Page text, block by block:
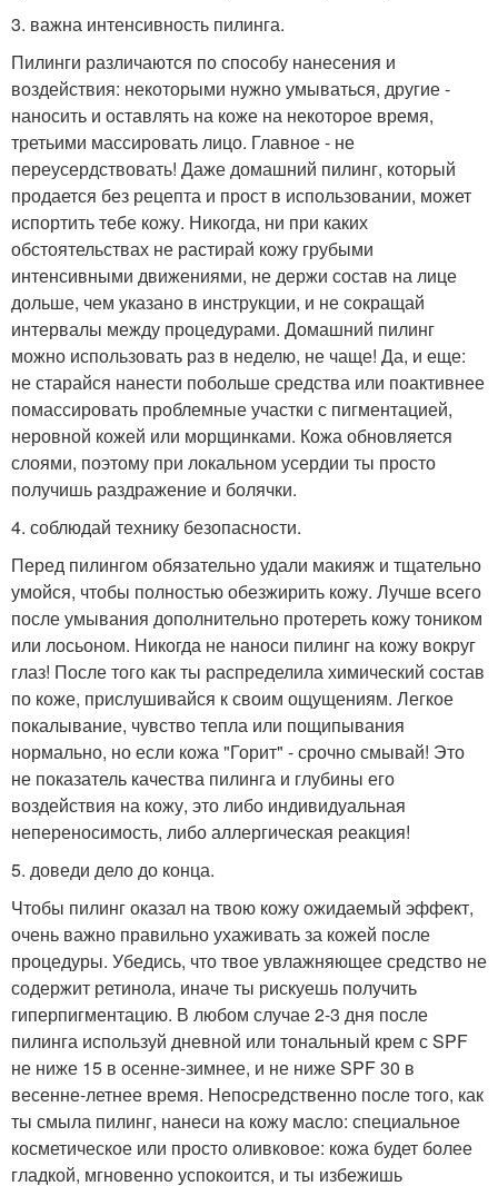
3. важна интенсивность пилинга.
Пилинги различаются по способу нанесения и
воздействия: некоторыми нужно умываться, другие -
наносить и оставлять на коже на некоторое время,
третьими массировать лицо. Главное - не
переусердствовать! Даже домашний пилинг, который
продается без рецепта и прост в использовании, может
испортить тебе кожу. Никогда, ни при каких
обстоятельствах не растирай кожу грубыми
интенсивными движениями, не держи состав на лице
дольше, чем указано в инструкции, и не сокращай
интервалы между процедурами. Домашний пилинг
можно использовать раз в неделю, не чаще! Да, и еще:
не старайся нанести побольше средства или поактивнее
помассировать проблемные участки с пигментацией,
неровной кожей или морщинками. Кожа обновляется
слоями, поэтому при локальном усердии ты просто
получишь раздражение и болячки.
4. соблюдай технику безопасности.
Перед пилингом обязательно удали макияж и тщательно
умойся, чтобы полностью обезжирить кожу. Лучше всего
после умывания дополнительно протереть кожу тоником
или лосьоном. Никогда не наноси пилинг на кожу вокруг
глаз! После того как ты распределила химический состав
по коже, прислушивайся к своим ощущениям. Легкое
покалывание, чувство тепла или пощипывания
нормально, но если кожа "Горит" - срочно смывай! Это
не показатель качества пилинга и глубины его
воздействия на кожу, это либо индивидуальная
непереносимость, либо аллергическая реакция!
5. доведи дело до конца.
Чтобы пилинг оказал на твою кожу ожидаемый эффект,
очень важно правильно ухаживать за кожей после
процедуры. Убедись, что твое увлажняющее средство не
содержит ретинола, иначе ты рискуешь получить
гиперпигментацию. В любом случае 2-3 дня после
пилинга используй дневной или тональный крем с SPF
не ниже 15 в осенне-зимнее, и не ниже SPF 30 в
весенне-летнее время. Непосредственно после того, как
ты смыла пилинг, нанеси на кожу масло: специальное
косметическое или просто оливковое: кожа будет более
гладкой, мгновенно успокоится, и ты избежишь